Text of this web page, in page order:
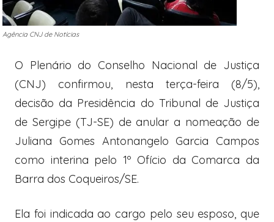
Agência CNJ de Notícias
O Plenário do Conselho Nacional de Justiça
(CNJ) confirmou, nesta terça-feira (8/5),
decisão da Presidência do Tribunal de Justiça
de Sergipe (TJ-SE) de anular a nomeação de
Juliana Gomes Antonangelo Garcia Campos
como interina pelo 1º Ofício da Comarca da
Barra dos Coqueiros/SE.
Ela foi indicada ao cargo pelo seu esposo, que